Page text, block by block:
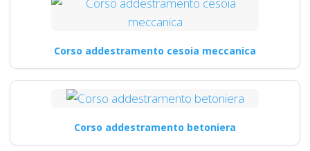
Corso addestramento cesoia meccanica
Corso addestramento betoniera